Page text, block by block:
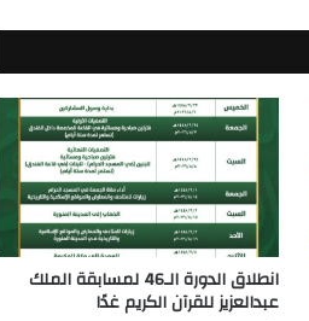
انطلاق الدورة الـ46 لمسابقة الملك
عبدالعزيز للقرآن الكريم غدًا